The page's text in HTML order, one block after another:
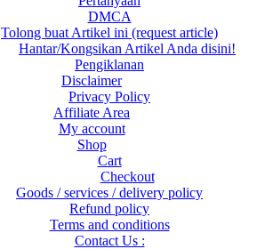
DMCA
Tolong buat Artikel ini (request article)
Hantar/Kongsikan Artikel Anda disini!
Pengiklanan
Disclaimer
Privacy Policy
Affiliate Area
My account
Shop
Cart
Checkout
Goods / services / delivery policy
Refund policy
Terms and conditions
Contact Us :